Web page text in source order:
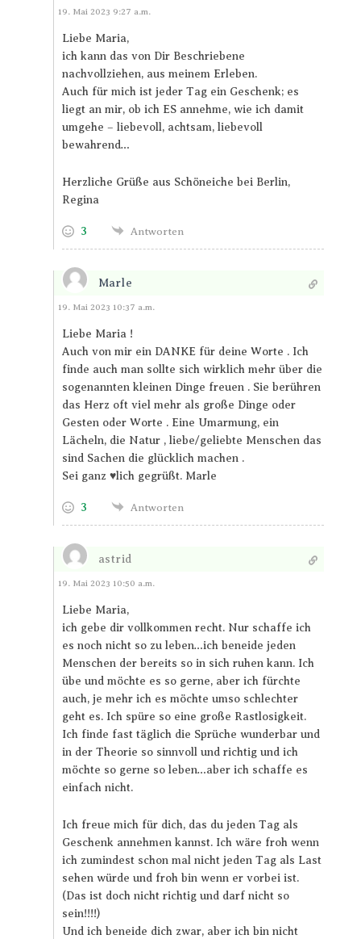
Antworten
19. Mai 2023 9:27 a.m.
Liebe Maria,
ich kann das von Dir Beschriebene
nachvollziehen, aus meinem Erleben.
Auch für mich ist jeder Tag ein Geschenk; es
liegt an mir, ob ich ES annehme, wie ich damit
umgehe – liebevoll, achtsam, liebevoll
bewahrend…
Herzliche Grüße aus Schöneiche bei Berlin,
Regina
3 Antworten
Marle
Antworten
19. Mai 2023 10:37 a.m.
Liebe Maria !
Auch von mir ein DANKE für deine Worte . Ich
finde auch man sollte sich wirklich mehr über die
sogenannten kleinen Dinge freuen . Sie berühren
das Herz oft viel mehr als große Dinge oder
Gesten oder Worte . Eine Umarmung, ein
Lächeln, die Natur , liebe/geliebte Menschen das
sind Sachen die glücklich machen .
Sei ganz ♥️lich gegrüßt. Marle
3 Antworten
astrid
Antworten
19. Mai 2023 10:50 a.m.
Liebe Maria,
ich gebe dir vollkommen recht. Nur schaffe ich
es noch nicht so zu leben…ich beneide jeden
Menschen der bereits so in sich ruhen kann. Ich
übe und möchte es so gerne, aber ich fürchte
auch, je mehr ich es möchte umso schlechter
geht es. Ich spüre so eine große Rastlosigkeit.
Ich finde fast täglich die Sprüche wunderbar und
in der Theorie so sinnvoll und richtig und ich
möchte so gerne so leben…aber ich schaffe es
einfach nicht.
Ich freue mich für dich, das du jeden Tag als
Geschenk annehmen kannst. Ich wäre froh wenn
ich zumindest schon mal nicht jeden Tag als Last
sehen würde und froh bin wenn er vorbei ist.
(Das ist doch nicht richtig und darf nicht so
sein!!!!)
Und ich beneide dich zwar, aber ich bin nicht